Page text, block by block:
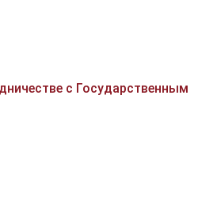
с Государственным